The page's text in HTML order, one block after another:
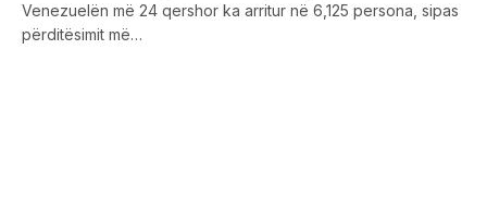
Venezuelën më 24 qershor ka arritur në 6,125 persona, sipas
përditësimit më…